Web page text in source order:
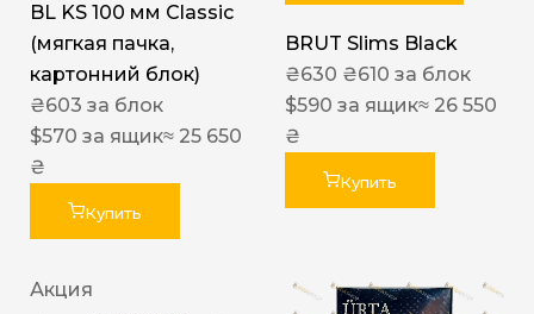
BL KS 100 мм Classic
(мягкая пачка,
картонний блок)
₴603 за блок
$570 за ящик≈ 25 650
₴
Купить
BRUT Slims Black
₴630 ₴610 за блок
$590 за ящик≈ 26 550
₴
Купить
Акция